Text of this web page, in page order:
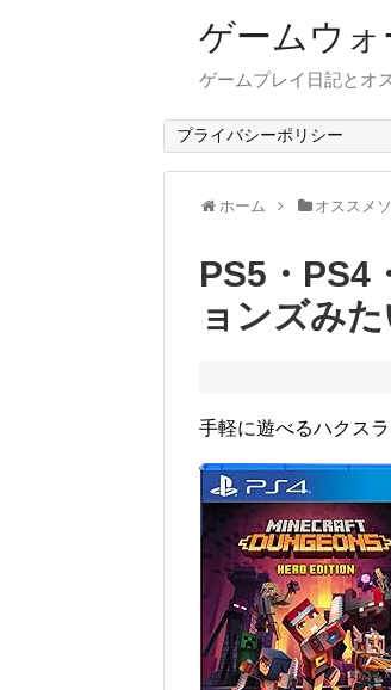
ゲームウ
ゲームプレイ日記とオ
プライバシーポリシー
ホーム オススメ
PS5・PS4
ョンズみ
手軽に遊べるハクス